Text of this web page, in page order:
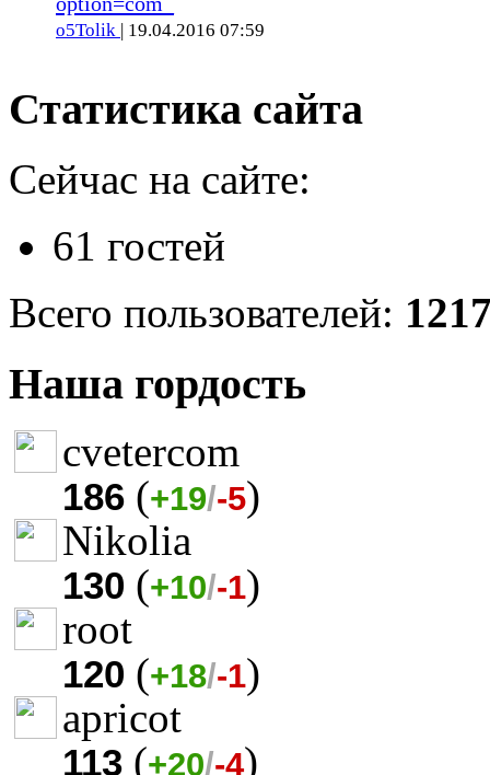
o5Tolik | 19.04.2016 07:59
Статистика сайта
Сейчас на сайте:
61 гостей
Всего пользователей:
Наша гордость
cvetercom
186 (+19/-5)
Nikolia
130 (+10/-1)
root
120 (+18/-1)
apricot
113 (+20/-4)